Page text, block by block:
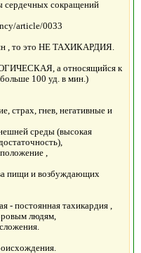
сердечных сокращений
article/0033
, то это НЕ ТАХИКАРДИЯ.
а относящийся к
100 уд. в мин.)
страх, гнев, негативные и
среды (высокая
,
пищи и возбуждающих
- постоянная тахикардия ,
людям,